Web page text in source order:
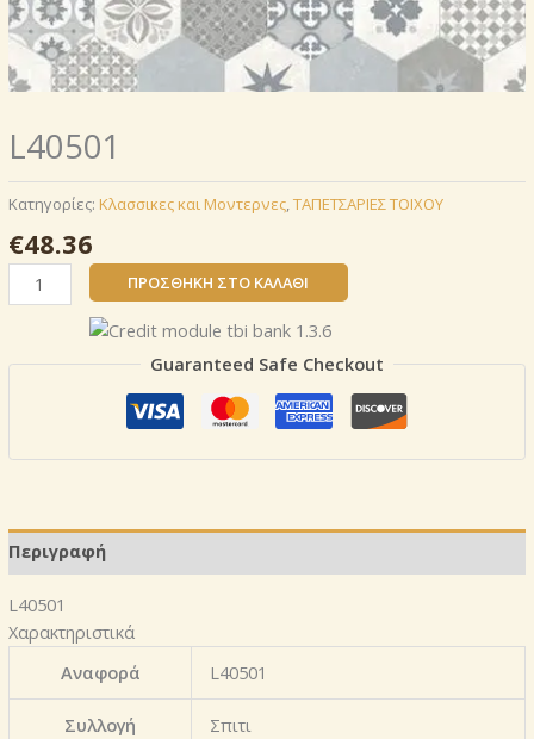
L40501
Κατηγορίες: Κλασσικες και Μοντερνες,ΤΑΠΕΤΣΑΡΙΕΣ ΤΟΙΧΟΥ
€48.36
L40501
ποσότητα
ΠΡΟΣΘΉΚΗ ΣΤΟ ΚΑΛΆΘΙ
Guaranteed Safe Checkout
Περιγραφή
L40501
Χαρακτηριστικά
Αναφορά
L40501
Συλλογή Σπιτι